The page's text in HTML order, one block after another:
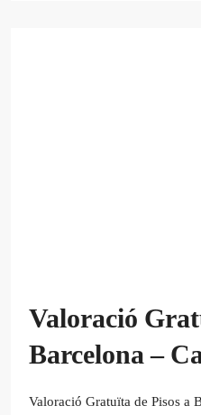
Valoració
Barcelona –
Valoració Gratuïta de Pisos a